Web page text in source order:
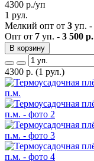
4300 р./уп
1 рул.
Мелкий опт от 3 уп. -
Опт от 7 уп. - 3 500 р.
В корзину
4300 р. (1 рул.)